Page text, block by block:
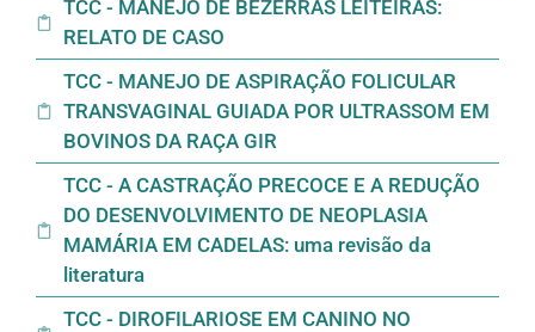
TCC - MANEJO DE BEZERRAS LEITEIRAS:
RELATO DE CASO
TCC - MANEJO DE ASPIRAÇÃO FOLICULAR
TRANSVAGINAL GUIADA POR ULTRASSOM EM
BOVINOS DA RAÇA GIR
TCC - A CASTRAÇÃO PRECOCE E A REDUÇÃO
DO DESENVOLVIMENTO DE NEOPLASIA
MAMÁRIA EM CADELAS: uma revisão da
literatura
TCC - DIROFILARIOSE EM CANINO NO